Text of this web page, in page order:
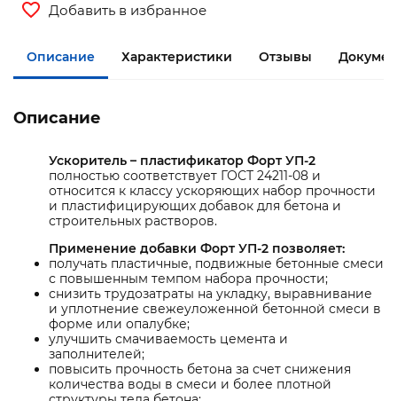
Добавить в избранное
Описание Характеристики Отзывы
Описание
Ускоритель – пластификатор Форт УП-2
полностью соответствует ГОСТ 24211-08 и
относится к классу ускоряющих набор прочности
и пластифицирующих добавок для бетона и
строительных растворов.
Применение добавки Форт УП-2 позволяет:
получать пластичные, подвижные бетонные смеси
с повышенным темпом набора прочности;
снизить трудозатраты на укладку, выравнивание
и уплотнение свежеуложенной бетонной смеси в
форме или опалубке;
улучшить смачиваемость цемента и
заполнителей;
повысить прочность бетона за счет снижения
количества воды в смеси и более плотной